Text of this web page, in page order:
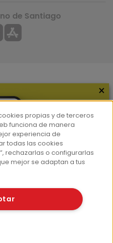
Consumer
de Santiago
EROSKI
cookies
×
propias y de terceros
funciona de manera
experiencia de
todas las cookies
rechazarlas o configurarlas
mejor se adaptan a tus